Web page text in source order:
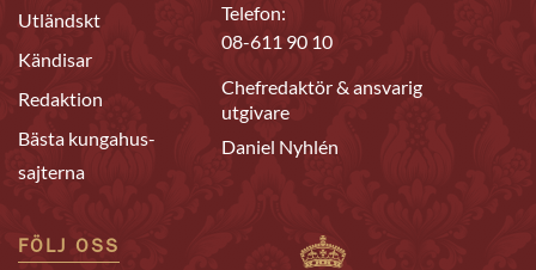
Utländskt
Kändisar
Redaktion
Bästa kungahus-
sajterna
Telefon:
08-611 90 10
Chefredaktör & ansvarig
utgivare
Daniel Nyhlén
FÖLJ OSS